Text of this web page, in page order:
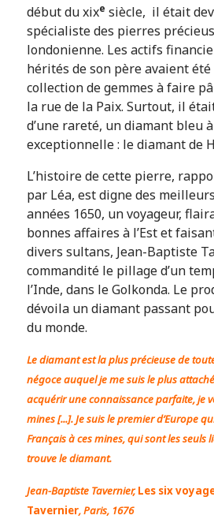
début du xixe siècle, il était
spécialiste des pierres
londonienne. Les actifs
hérités de son père avaient
collection de gemmes à faire
la rue de la Paix. Surtout, il
d’une rareté, un diamant bleu
exceptionnelle : le diamant de
L’histoire de cette pierre,
par Léa, est digne des
années 1650, un voyageur,
bonnes affaires à l’Est et
divers sultans, Jean-Baptiste
commandité le pillage d’un
l’Inde, dans le Golkonda. Le
dévoila un diamant passant
du monde.
Le diamant est la plus précieuse de
négoce auquel je me suis le plus
acquérir une connaissance parfaite, je
mines [...]. Je suis le premier d’Europe
Français à ces mines, qui sont les seuls
trouve le diamant.
Jean-Baptiste Tavernier,Les six
Tavernier, Paris, 1676